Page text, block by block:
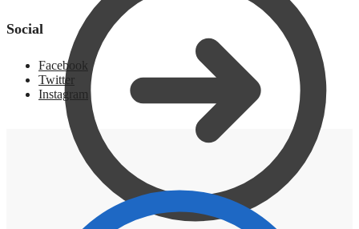
Social
Facebook
Twitter
Instagram